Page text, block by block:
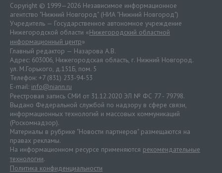
Copyright © 1999—2026 Независимое информационное
агентство "Нижний Новгород" (НИА "Нижний Новгород")
Учредитель — Государственное автономное учреждение
Нижегородской области «Нижегородский областной
информационный центр»
Главный редактор — Назарова А.В.
Адрес: 603006, Нижегородская область, г. Нижний Новгород.
ул. М.Горького, д.151Б, пом. 5
Телефон: +7 (831) 233-94-53
E-mail: info@niann.ru
Реестровая запись СМИ от 31.12.2020 ЭЛ № ФС 77 - 79798.
Выдано Федеральной службой по надзору в сфере связи,
информационных технологий и массовых коммуникаций
(Роскомнадзор).
Материалы в рубрике "Новости партнеров" размещаются на
правах рекламы.
На информационном ресурсе применяются рекомендательные
технологии.
Политика конфиденциальности